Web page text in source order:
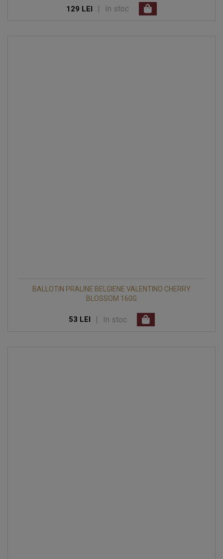
129 LEI In stoc
BALLOTIN PRALINE BELGIENE VALENTINO CHERRY
BLOSSOM 160G
53 LEI | In stoc